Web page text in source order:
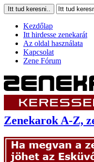
Kezdőlap
Itt hirdesse zenekarát
Az oldal használata
Kapcsolat
Zene Fórum
Zenekarok A-Z,